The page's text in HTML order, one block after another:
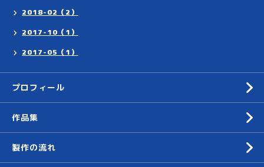
2018-02（2）
2017-10（1）
2017-05（1）
プロフィール
作品集
製作の流れ